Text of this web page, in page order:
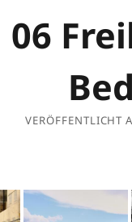
06
VERÖFFENTLICHT